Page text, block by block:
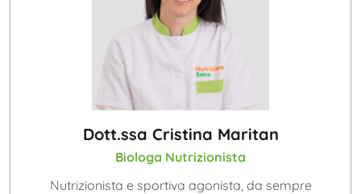
Dott.ssa Cristina Maritan
Biologa Nutrizionista
Nutrizionista e sportiva agonista, da sempre